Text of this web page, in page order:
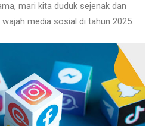
mari kita duduk sejenak dan
media sosial di tahun 2025.